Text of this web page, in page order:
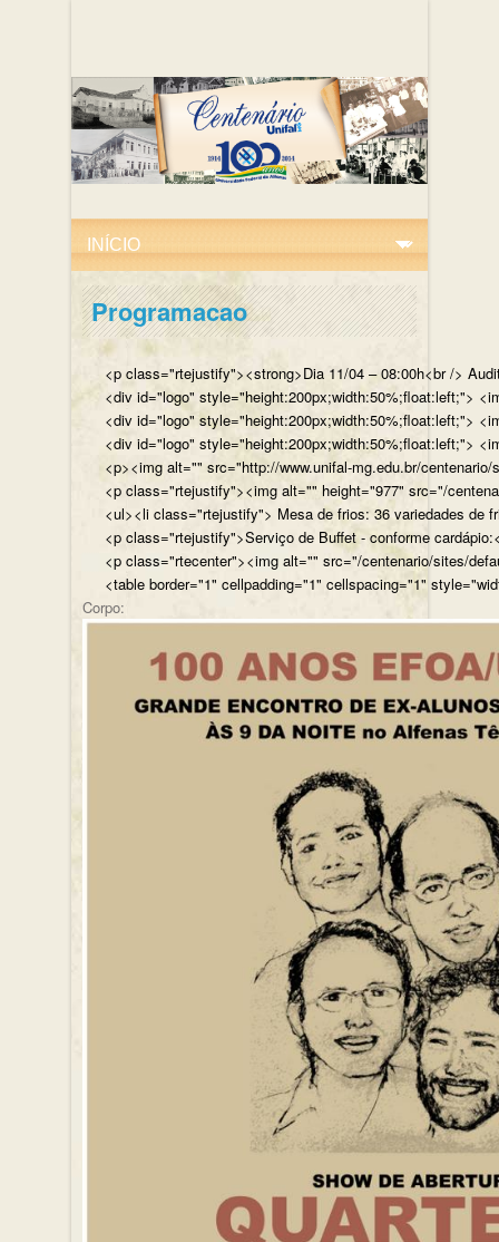
Programacao
<p class="rtejustify"><strong>Dia 11/04 – 08:00h<br />
<div id="logo" style="height:200px;width:50%;float:left;">
<div id="logo" style="height:200px;width:50%;float:left;">
<div id="logo" style="height:200px;width:50%;float:left;">
<p><img alt="" src="http://www.unifal-mg.edu.br/
<p class="rtejustify"><img alt="" height="977" src="/
<ul><li class="rtejustify"> Mesa de frios: 36 variedades de
<p class="rtejustify">Serviço de Buffet - conforme
<p class="rtecenter"><img alt="" src="/centenario/sites/
<table border="1" cellpadding="1" cellspacing="1"
Corpo: